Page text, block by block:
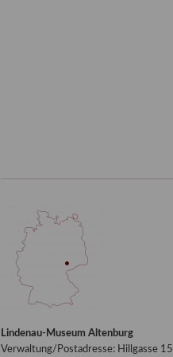
Lindenau-Museum Altenburg
Verwaltung/Postadresse: Hillgasse 15